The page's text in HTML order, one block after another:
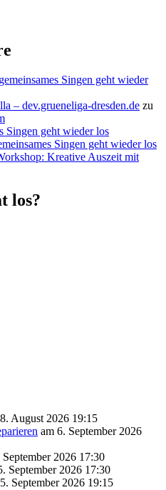
Singen geht wieder
– dev.grueneliga-dresden.de zu
Singen geht wieder los
Singen geht wieder los
Kreative Auszeit mit
los?
August 2026 19:15
am 6. September 2026
September 2026 17:30
September 2026 17:30
September 2026 19:15